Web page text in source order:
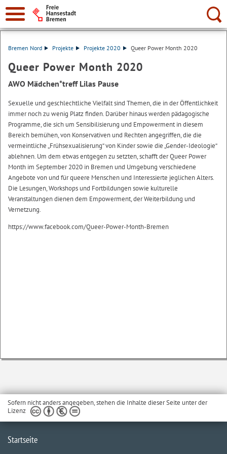
Suche:
Bremen Nord Projekte Projekte 2020 Queer Power Month 2020
Queer Power Month 2020
AWO Mädchen*treff Lilas Pause
Sexuelle und geschlechtliche Vielfalt sind Themen, die in der Öffentlichkeit
immer noch zu wenig Platz finden. Darüber hinaus werden pädagogische
Programme, die sich um Sensibilisierung und Empowerment in diesem
Bereich bemühen, von Konservativen und Rechten angegriffen, die die
vermeintliche „Frühsexualisierung“ von Kinder sowie die „Gender-Ideologie“
ablehnen. Um dem etwas entgegen zu setzten, schafft der Queer Power
Month im September 2020 in Bremen und Umgebung verschiedene
Angebote von und für queere Menschen und Interessierte jeglichen Alters.
Die Lesungen, Workshops und Fortbildungen sowie kulturelle
Veranstaltungen dienen dem Empowerment, der Weiterbildung und
Vernetzung.
https://www.facebook.com/Queer-Power-Month-Bremen
Sofern nicht anders angegeben, stehen die Inhalte dieser Seite unter der
Lizenz
Startseite